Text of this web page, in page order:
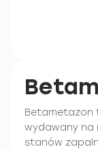
Betametazon
wydawany na
stanów